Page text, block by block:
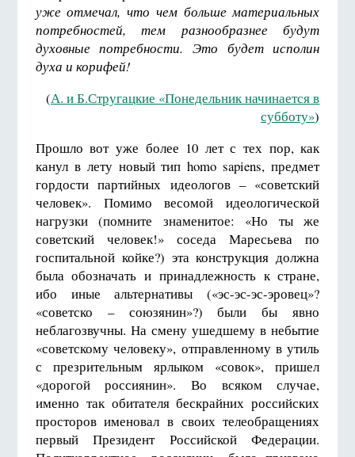
уже отмечал, что чем больше материальных
потребностей, тем разнообразнее будут
духовные потребности. Это будет исполин
духа и корифей!
(А. и Б.Стругацкие «Понедельник начинается в
субботу»)
Прошло вот уже более 10 лет с тех пор, как
канул в лету новый тип homo sapiens, предмет
гордости партийных идеологов – «советский
человек». Помимо весомой идеологической
нагрузки (помните знаменитое: «Но ты же
советский человек!» соседа Маресьева по
госпитальной койке?) эта конструкция должна
была обозначать и принадлежность к стране,
ибо иные альтернативы («эс-эс-эс-эровец»?
«советско – союзянин»?) были бы явно
неблагозвучны. На смену ушедшему в небытие
«советскому человеку», отправленному в утиль
с презрительным ярлыком «совок», пришел
«дорогой россиянин». Во всяком случае,
именно так обитателя бескрайних российских
просторов именовал в своих телеобращениях
первый Президент Российской Федерации.